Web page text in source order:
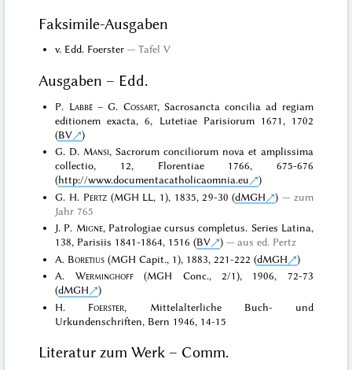
Faksimile-Ausgaben
v. Edd. Foerster Tafel V
Ausgaben – Edd.
P. Labbé– G. Cossart, Sacrosancta concilia ad regiam
editionem exacta, 6, Lutetiae Parisiorum 1671, 1702
(BV
)
G. D. Mansi, Sacrorum conciliorum nova et amplissima
collectio, 12, Florentiae 1766, 675-676
(http://www.documentacatholicaomnia.eu
)
G. H. Pertz(MGH LL, 1), 1835, 29-30 (dMGH )
zum
Jahr 765
J. P. Migne, Patrologiae cursus completus. Series Latina,
138, Parisiis 1841-1864, 1516 (BV )
aus ed. Pertz
A. Boretius (MGH Capit., 1), 1883, 221-222 (dMGH
)
A. Werminghoff(MGH Conc., 2/1), 1906, 72-73
(dMGH
)
H. Foerster, Mittelalterliche Buch- und
Urkundenschriften, Bern 1946, 14-15
Literatur zum Werk – Comm.